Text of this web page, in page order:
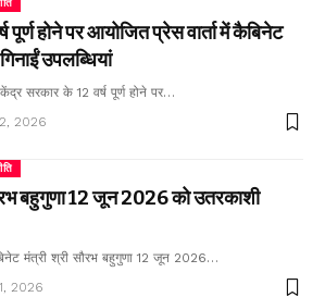
होने पर आयोजित प्रेस वार्ता में कैबिनेट
उपलब्धियां
सरकार के 12 वर्ष पूर्ण होने पर…
2026
बहुगुणा 12 जून 2026 को उतरकाशी
मंत्री श्री सौरभ बहुगुणा 12 जून 2026…
2026